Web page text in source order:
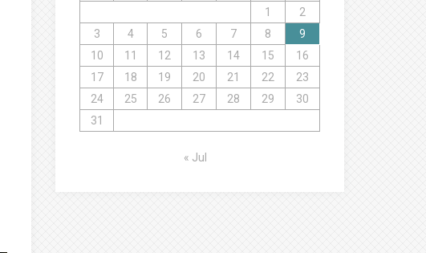
1
2
3
4 5 6 7 8
9
10
11 12 13 14 15
16
17
18 19 20 21 22
23
24
25 26 27 28 29
30
31
« Jul